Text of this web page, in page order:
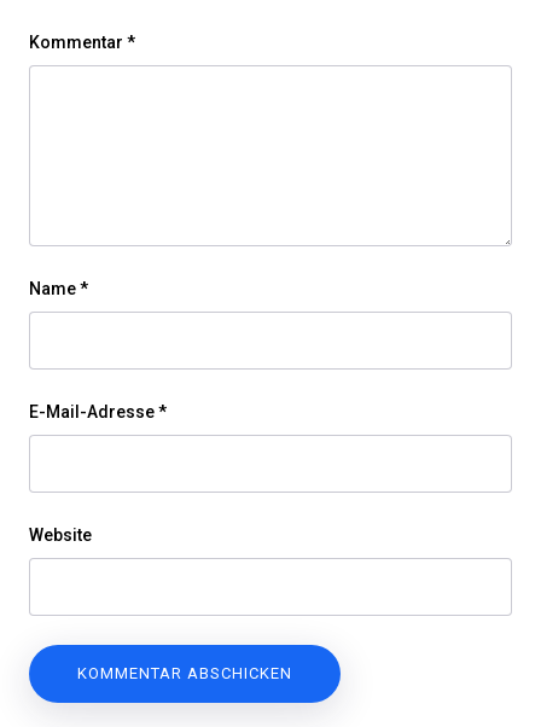
Kommentar *
Name*
E-Mail-Adresse*
Website